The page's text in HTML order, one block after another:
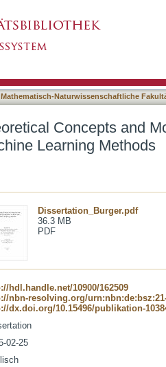
Mathematisch-Naturwissenschaftliche
Concepts and
Learning Methods
Dissertation_Burger.pdf
36.3 MB
PDF
hdl.handle.net/10900/162509
nbn-resolving.org/
dx.doi.org/10.15496/publikation-
02-25